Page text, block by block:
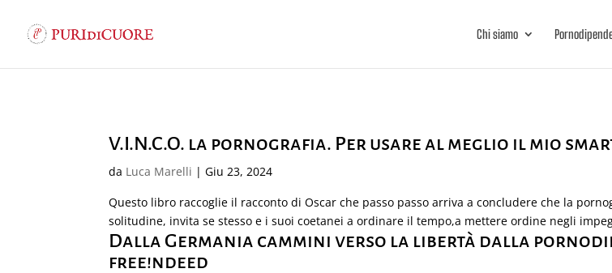
Chi siamo
V.I.N.C.O. la pornografia. Per usare al meglio il mio
da Luca Marelli |Giu 23, 2024
Questo libro raccoglie il racconto di Oscar che passo passo arriva a concludere che la
solitudine, invita se stesso e i suoi coetanei a ordinare il tempo,a mettere ordine negli
Dalla Germania cammini verso la libertà dalla
free!ndeed